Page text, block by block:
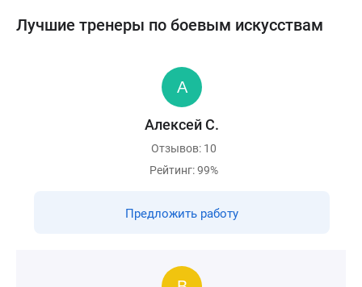
Лучшие тренеры по боевым искусствам
Алексей С.
Отзывов: 10
Рейтинг: 99%
Предложить работу